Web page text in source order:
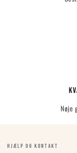
Nøje
HJÆLP OG KONTAKT